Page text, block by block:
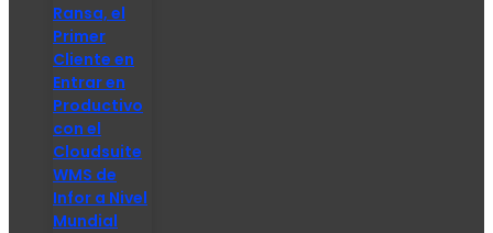
Ransa, el
Primer
Cliente en
Entrar en
Productivo
con el
Cloudsuite
WMS de
Infor a Nivel
Mundial